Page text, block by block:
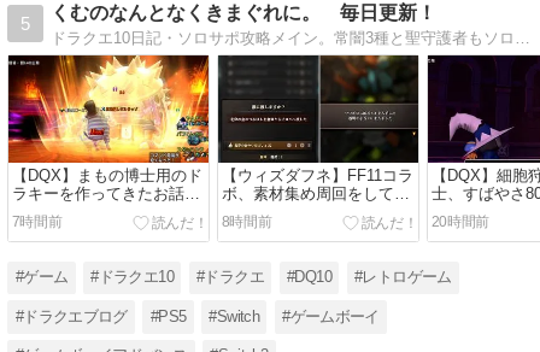
5
くむのなんとなくきまぐれに。 毎日更新！
【DQX】まもの博士用のド
ラキーを作ってきたお話
【バトロ】
7時間前
【ウィズダフネ】FF11コラ
ボ、素材集め周回をしてい
るお話【第78話】
8時間前
【DQX】細胞
士、すばやさ
るお話、他、
こころをどこ
むお話
20時間前
#ゲーム #ドラクエ10 #ドラクエ #DQ10 #レトロゲーム
#ドラクエブログ #PS5 #Switch #ゲームボーイ